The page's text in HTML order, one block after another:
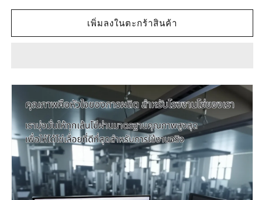
โซ่
NEWWAVE
3636
(3/8p)
ขนาด
เล็ก
Titanium100%
(แบบ
ซอย)
สำหรับ
โซ่
NEWWAVE
3636
(3/8p)
ขนาด
เล็ก
Titanium100%
(แบบ
ซอย)
เพิ่มลงในตะกร้าสินค้า